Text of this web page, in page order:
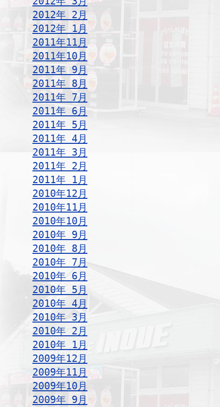
2012年 2月
2012年 1月
2011年11月
2011年10月
2011年 9月
2011年 8月
2011年 7月
2011年 6月
2011年 5月
2011年 4月
2011年 3月
2011年 2月
2011年 1月
2010年12月
2010年11月
2010年10月
2010年 9月
2010年 8月
2010年 7月
2010年 6月
2010年 5月
2010年 4月
2010年 3月
2010年 2月
2010年 1月
2009年12月
2009年11月
2009年10月
2009年 9月